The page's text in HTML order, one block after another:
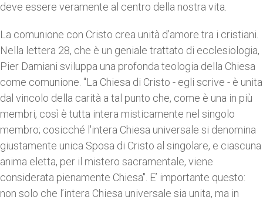
deve essere veramente al centro della nostra vita.
La comunione con Cristo crea unità d’amore tra i cristiani.
Nella lettera 28, che è un geniale trattato di ecclesiologia,
Pier Damiani sviluppa una profonda teologia della Chiesa
come comunione. "La Chiesa di Cristo - egli scrive - è unita
dal vincolo della carità a tal punto che, come è una in più
membri, così è tutta intera misticamente nel singolo
membro; cosicché l'intera Chiesa universale si denomina
giustamente unica Sposa di Cristo al singolare, e ciascuna
anima eletta, per il mistero sacramentale, viene
considerata pienamente Chiesa". E’ importante questo:
non solo che l’intera Chiesa universale sia unita, ma in